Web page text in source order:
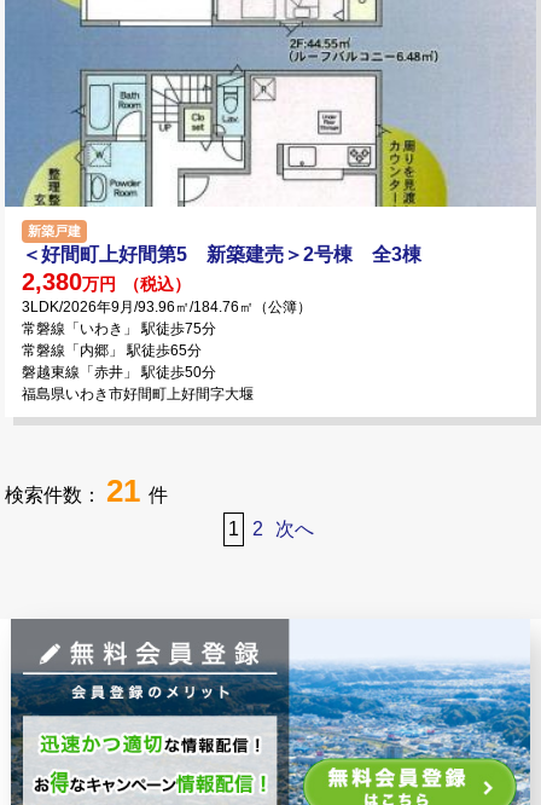
新築戸建
＜好間町上好間第5 新築建売＞2号棟 全3棟
2,380万円 （税込）
3LDK/2026年9月/93.96㎡/184.76㎡（公簿）
常磐線「いわき」 駅徒歩75分
常磐線「内郷」 駅徒歩65分
磐越東線「赤井」 駅徒歩50分
福島県いわき市好間町上好間字大堰
検索件数：21件
1
2 次へ